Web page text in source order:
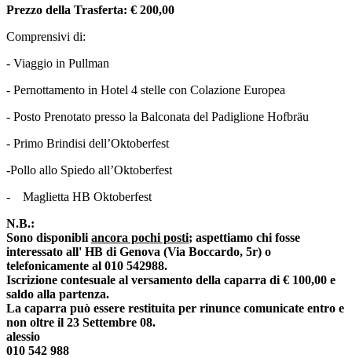
Prezzo della Trasferta: € 200,00
Comprensivi di:
- Viaggio in Pullman
- Pernottamento in Hotel 4 stelle con Colazione Europea
- Posto Prenotato presso la Balconata del Padiglione Hofbräu
- Primo Brindisi dell’Oktoberfest
-Pollo allo Spiedo all’Oktoberfest
- Maglietta HB Oktoberfest
N.B.:
Sono disponibli ancora pochi posti; aspettiamo chi fosse
interessato all' HB di Genova (Via Boccardo, 5r) o
telefonicamente al 010 542988.
Iscrizione contesuale al versamento della caparra di € 100,00 e
saldo alla partenza.
La caparra può essere restituita per rinunce comunicate entro e
non oltre il 23 Settembre 08.
alessio
010 542 988